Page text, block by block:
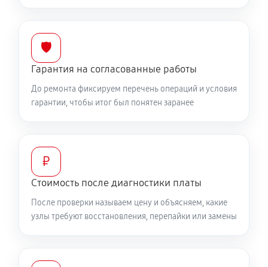
🛡️
Гарантия на согласованные работы
До ремонта фиксируем перечень операций и условия
гарантии, чтобы итог был понятен заранее
₽
Стоимость после диагностики платы
После проверки называем цену и объясняем, какие
узлы требуют восстановления, перепайки или замены